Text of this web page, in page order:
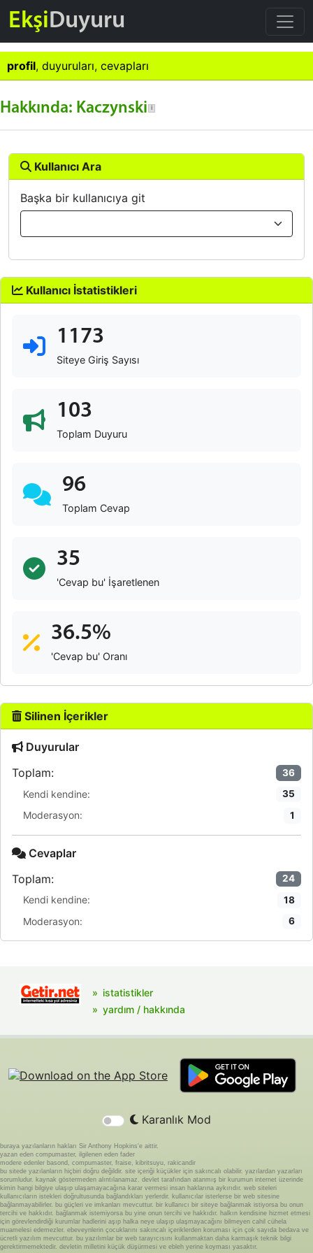
EkşiDuyuru
profil, duyuruları, cevapları
Hakkında: Kaczynski
Kullanıcı Ara
Başka bir kullanıcıya git
Kullanıcı İstatistikleri
1173
Siteye Giriş Sayısı
103
Toplam Duyuru
96
Toplam Cevap
35
'Cevap bu' İşaretlenen
36.5%
'Cevap bu' Oranı
Silinen İçerikler
Duyurular
Toplam:
36
Kendi kendine: 35
Moderasyon: 1
Cevaplar
Toplam:
24
Kendi kendine: 18
Moderasyon: 6
istatistikler
yardım / hakkında
Karanlık Mod
buraya yazılanların hakları Sir Anthony Hopkins'e aittir.
yazan eden compumaster, ilgilenen eden fader
modere edenler basond, compumaster, fraise, kibritsuyu, rakicandir
bu sitede yazılanların hiçbiri doğru değildir. site içeriği küçükler için sakıncalı olabilir. yazılardan yazarları
sorumludur. kaynak göstermeden alıntılanamaz. devlet tarafından atanmış bir kurumun internet üzerinde
kimin hangi bilgiye ulaşıp ulaşamayacağına karar vermesi insan haklarına aykırıdır. web siteleri
kullanıcıların istekleri doğrultusunda bağlandıkları yerlerdir. kullanıcılar isterlerse bir web sitesine
bağlanmayabilirler. bu güçleri ve imkanları mevcuttur. bir kullanıcı bir siteye bağlanmak istiyorsa bu onun
tercihi ve hakkıdır. bağlanmak istemiyorsa bu yine onun tercihi ve hakkıdır. halkın kendisine hizmet etmesi
için görevlendirdiği kurumlar hadlerini aşıp halka neye ulaşıp ulaşmayacağını bilmeyen cahil cühela
muamelesi edemezler. ebeveynlerin çocuklarını sakıncalı içeriklerden koruması için çok sayıda bedava ve
ücretli yazılım mevcuttur. bu yazılımlar bir web tarayıcısını kullanmaktan daha karmaşık teknik bilgi
gerektirmemektedir. devletin milletini küçük düşürmesi ve ebleh yerine koyması yasaktır.